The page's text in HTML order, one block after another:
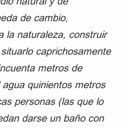
de cambio,
la naturaleza, construir
caprichosamente
metros de
quinientos metros
personas (las que lo
darse un baño con